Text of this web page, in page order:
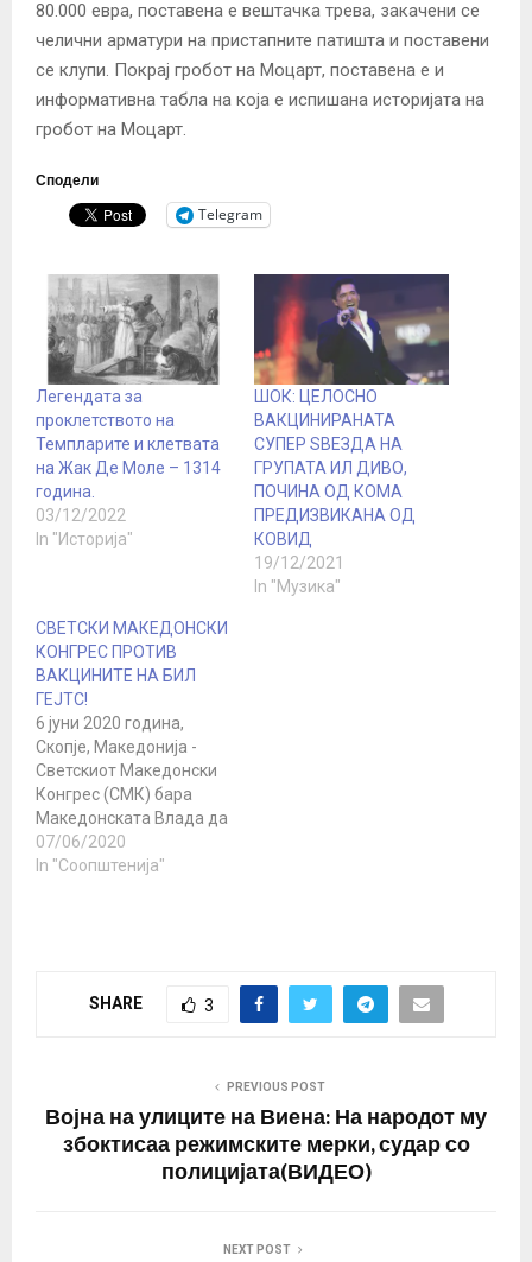
80.000 евра, поставена е вештачка трева, закачени се
челични арматури на пристапните патишта и поставени
се клупи. Покрај гробот на Моцарт, поставена е и
информативна табла на која е испишана историјата на
гробот на Моцарт.
Сподели
Telegram
Легендата за
проклетството на
Темпларите и клетвата
на Жак Де Моле – 1314
година.
03/12/2022
In "Историја"
ШОК: ЦЕЛОСНО
ВАКЦИНИРАНАТА
СУПЕР ЅВЕЗДА НА
ГРУПАТА ИЛ ДИВО,
ПОЧИНА ОД КОМА
ПРЕДИЗВИКАНА ОД
КОВИД
19/12/2021
In "Музика"
СВЕТСКИ МАКЕДОНСКИ
КОНГРЕС ПРОТИВ
ВАКЦИНИТЕ НА БИЛ
ГЕЈТС!
6 јуни 2020 година,
Скопје, Македонија -
Светскиот Македонски
Конгрес (СМК) бара
Македонската Влада да
ја отфрли апликацијата
за пристапување на
основана во 2015
Светската здравствена
СМК смета дека
Македонија…
07/06/2020
In "Соопштенија"
SHARE 3
PREVIOUS POST
Војна на улиците на Виена: На народот му
збоктисаа режимските мерки, судар со
полицијата(ВИДЕО)
NEXT POST